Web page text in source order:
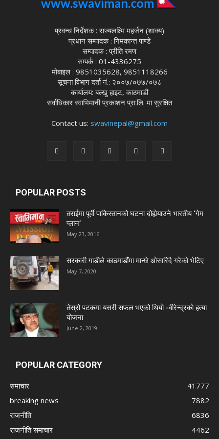
प्रवन्ध निर्देशक : राज्यलक्ष्मि महर्जन (शाक्य)
प्रधान सम्पादक : निमकान्त पाण्डे
सम्पादक : प्रीति रमण
सम्पर्क : 01-4336275
मोबाइल : 9851035628, 9851118266
सूचना विभाग दर्ता नं.: २००७/०७७/०७८
कार्यालय: बल्खु हाइट, काठमाडौं
सर्वाधिकार स्वाभिमानी प्रकाशन प्रा.लि. मा सुरक्षित
Contact us: swavinepal@gmail.com
POPULAR POSTS
तराईमा पूर्वी पाकिस्तानको घटना दोहोर्‍याउने भारतीय ‘गेम
प्लान’
May 23, 2016
सरकारी गाडीले काठमाडौंमा मान्छे ओसारिदै गरेकाे भेटिए
May 7, 2020
तेस्रो पटकमा यसरी सफल भएको थियो -वीरेन्द्रको हत्या
योजना
June 2, 2019
POPULAR CATEGORY
समाचार
41777
breaking news
7882
राजनीति
6836
राजनीति समाचार
4462